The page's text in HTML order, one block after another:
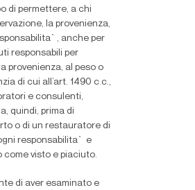
di permettere, a chi
la provenienza,
anche per
responsabili per
provenienza, al peso o
di cui all’art. 1490 c.c.,
e consulenti,
quindi, prima di
o di un restauratore di
responsabilita` e
visto e piaciuto.
di aver esaminato e